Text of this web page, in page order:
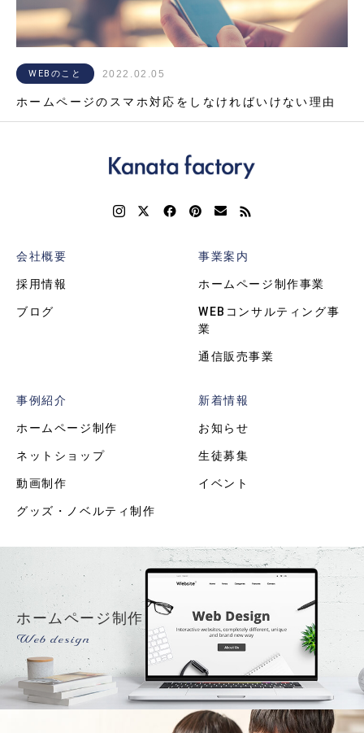
WEBのこと 2022.02.05
ホームページのスマホ対応をしなければいけない理由
会社概要
採用情報
ブログ
事業案内
ホームページ制作事業
WEBコンサルティング事
業
通信販売事業
事例紹介
ホームページ制作
ネットショップ
動画制作
グッズ・ノベルティ制作
新着情報
お知らせ
生徒募集
イベント
ホームページ制作
Web design